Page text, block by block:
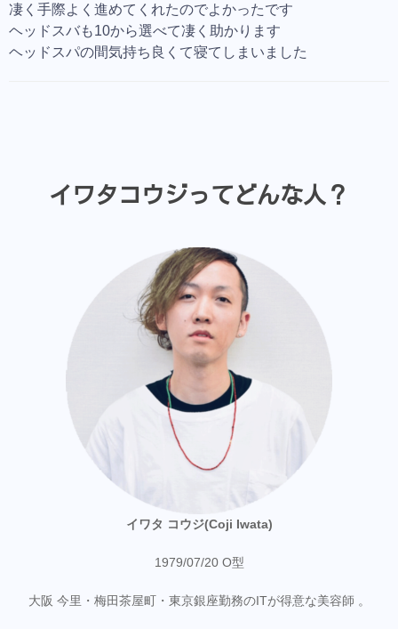
凄く手際よく進めてくれたのでよかったです
ヘッドスバも10から選べて凄く助かります
ヘッドスパの間気持ち良くて寝てしまいました
イワタコウジってどんな人？
イワタ コウジ(Coji Iwata)
1979/07/20 O型
大阪 今里・梅田茶屋町・東京銀座勤務のITが得意な美容師 。